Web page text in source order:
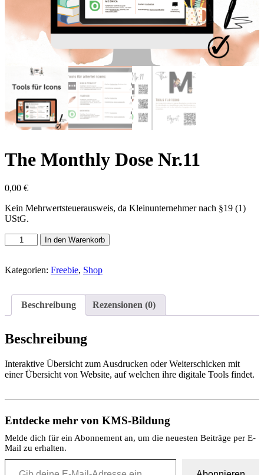
The Monthly Dose Nr.11
0,00 €
Kein Mehrwertsteuerausweis, da Kleinunternehmer nach §19 (1)
UStG.
Monthly
Nr.11
In den Warenkorb
Kategorien: Freebie, Shop
Beschreibung Rezensionen (0)
Beschreibung
Interaktive Übersicht zum Ausdrucken oder Weiterschicken mit
einer Übersicht von Website, auf welchen ihre digitale Tools findet.
Entdecke mehr von KMS-Bildung
Melde dich für ein Abonnement an, um die neuesten Beiträge per E-
Mail zu erhalten.
Gib deine E-Mail-Adresse ein ...